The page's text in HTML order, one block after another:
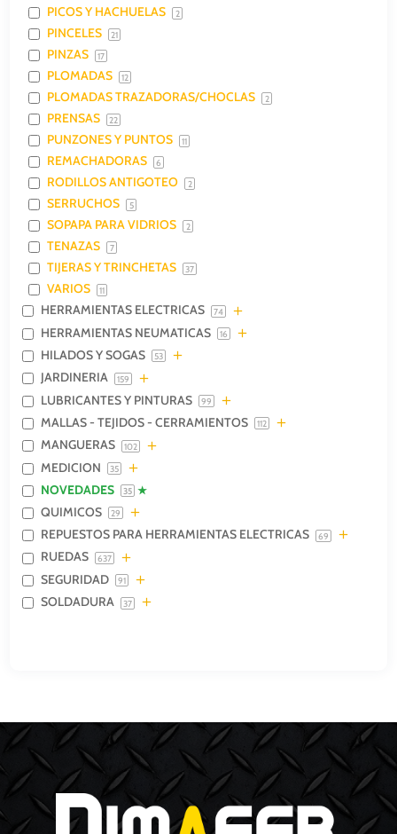
PICOS Y HACHUELAS 2
PINCELES 21
PINZAS 17
PLOMADAS 12
PLOMADAS TRAZADORAS/CHOCLAS 2
PRENSAS 22
PUNZONES Y PUNTOS 11
REMACHADORAS 6
RODILLOS ANTIGOTEO 2
SERRUCHOS 5
SOPAPA PARA VIDRIOS 2
TENAZAS 7
TIJERAS Y TRINCHETAS 37
VARIOS 11
HERRAMIENTAS ELECTRICAS 74
HERRAMIENTAS NEUMATICAS 16
HILADOS Y SOGAS 53
JARDINERIA 159
LUBRICANTES Y PINTURAS 99
MALLAS - TEJIDOS - CERRAMIENTOS 112
MANGUERAS 102
MEDICION 35
NOVEDADES 35
QUIMICOS 29
REPUESTOS PARA HERRAMIENTAS ELECTRICAS 69
RUEDAS 637
SEGURIDAD 91
SOLDADURA 37